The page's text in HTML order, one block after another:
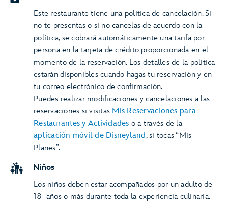
Este restaurante tiene una política de cancelación. Si
no te presentas o si no cancelas de acuerdo con la
política, se cobrará automáticamente una tarifa por
persona en la tarjeta de crédito proporcionada en el
momento de la reservación. Los detalles de la política
estarán disponibles cuando hagas tu reservación y en
tu correo electrónico de confirmación.
Puedes realizar modificaciones y cancelaciones a las
reservaciones si visitas Mis Reservaciones para
Restaurantes y Actividades o a través de la
aplicación móvil de Disneyland, si tocas “Mis
Planes”.
Niños
Los niños deben estar acompañados por un adulto de
18 años o más durante toda la experiencia culinaria.